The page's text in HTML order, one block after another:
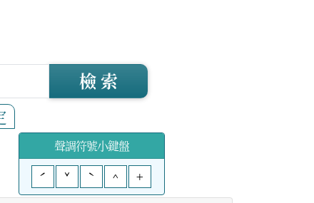
檢 索
聲調符號小鍵盤
ˊ
ˇ ˋ ^ +